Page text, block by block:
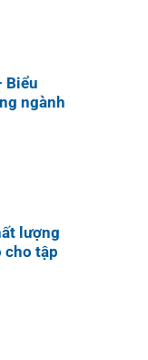
Biểu
ngành
lượng
cho tập